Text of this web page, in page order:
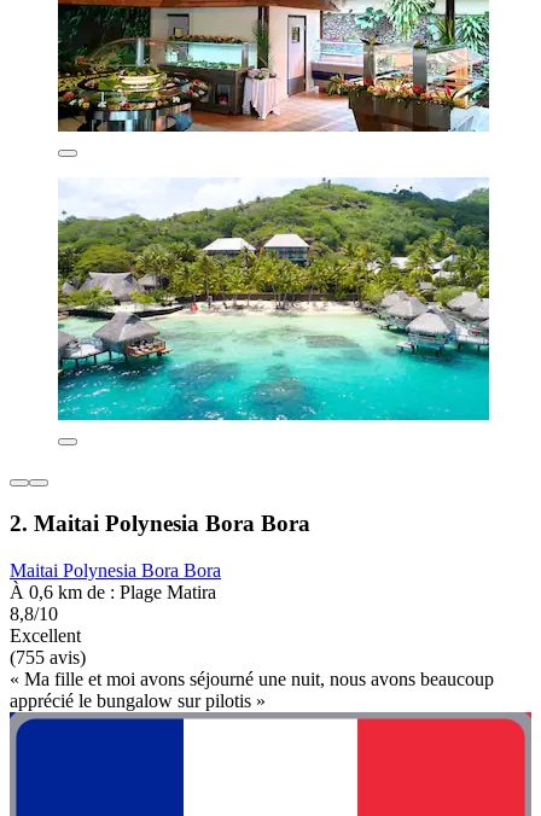
2. Maitai Polynesia Bora Bora
Maitai Polynesia Bora Bora
À 0,6 km de : Plage Matira
8,8/10
Excellent
(755 avis)
« Ma fille et moi avons séjourné une nuit, nous avons beaucoup
apprécié le bungalow sur pilotis »